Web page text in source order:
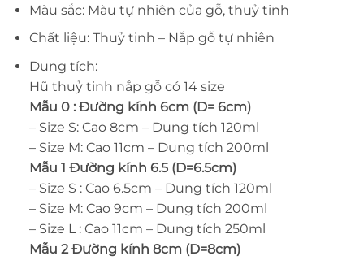
Màu sắc: Màu tự nhiên của gỗ, thuỷ tinh
Chất liệu: Thuỷ tinh – Nắp gỗ tự nhiên
Dung tích:
Hũ thuỷ tinh nắp gỗ có 14 size
Mẫu 0 : Đường kính 6cm (D= 6cm)
– Size S: Cao 8cm – Dung tích 120ml
– Size M: Cao 11cm – Dung tích 200ml
Mẫu 1 Đường kính 6.5 (D=6.5cm)
– Size S : Cao 6.5cm – Dung tích 120ml
– Size M: Cao 9cm – Dung tích 200ml
– Size L : Cao 11cm – Dung tích 250ml
Mẫu 2 Đường kính 8cm (D=8cm)